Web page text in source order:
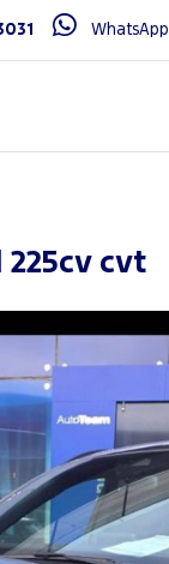
WhatsApp
225cv cvt